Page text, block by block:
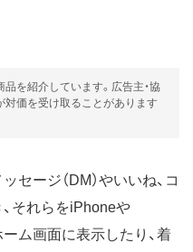
を紹介しています。広告主・協
対価を受け取ることがあります
ージ（DM）やいいね、コ
それらをiPhoneや
ム画面に表示したり、着